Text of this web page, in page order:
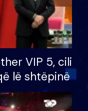
VIP 5, cili
lë shtëpinë